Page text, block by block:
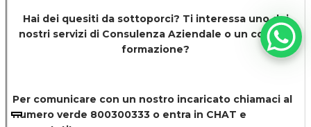
Hai dei quesiti da sottoporci? Ti interessa uno dei
nostri servizi di Consulenza Aziendale o un corso di
formazione?
Per comunicare con un nostro incaricato chiamaci al
numero verde 800300333 o entra in CHAT e